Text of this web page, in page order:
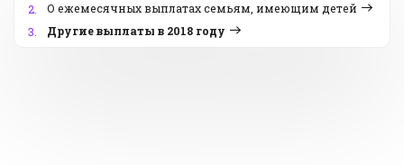
2.
О ежемесячных выплатах семьям, имеющим детей
3.
Другие выплаты в 2018 году